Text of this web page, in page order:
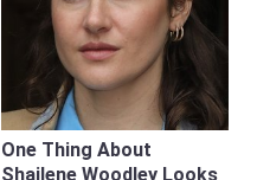
One Thing About
Shailene Woodley Looks